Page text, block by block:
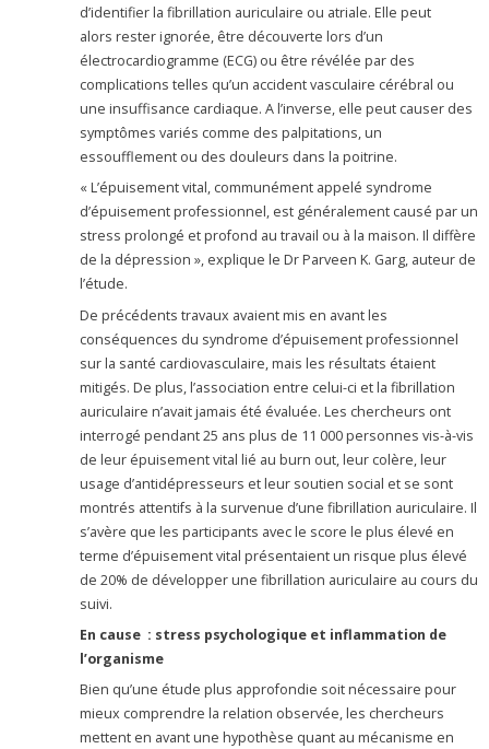
d’identifier la fibrillation auriculaire ou atriale. Elle peut
alors rester ignorée, être découverte lors d’un
électrocardiogramme (ECG) ou être révélée par des
complications telles qu’un accident vasculaire cérébral ou
une insuffisance cardiaque. A l’inverse, elle peut causer des
symptômes variés comme des palpitations, un
essoufflement ou des douleurs dans la poitrine.
« L’épuisement vital, communément appelé syndrome
d’épuisement professionnel, est généralement causé par un
stress prolongé et profond au travail ou à la maison. Il diffère
de la dépression », explique le Dr Parveen K. Garg, auteur de
l’étude.
De précédents travaux avaient mis en avant les
conséquences du syndrome d’épuisement professionnel
sur la santé cardiovasculaire, mais les résultats étaient
mitigés. De plus, l’association entre celui-ci et la fibrillation
auriculaire n’avait jamais été évaluée. Les chercheurs ont
interrogé pendant 25 ans plus de 11 000 personnes vis-à-vis
de leur épuisement vital lié au burn out, leur colère, leur
usage d’antidépresseurs et leur soutien social et se sont
montrés attentifs à la survenue d’une fibrillation auriculaire. Il
s’avère que les participants avec le score le plus élevé en
terme d’épuisement vital présentaient un risque plus élevé
de 20% de développer une fibrillation auriculaire au cours du
suivi.
En cause : stress psychologique et inflammation de
l’organisme
Bien qu’une étude plus approfondie soit nécessaire pour
mieux comprendre la relation observée, les chercheurs
mettent en avant une hypothèse quant au mécanisme en